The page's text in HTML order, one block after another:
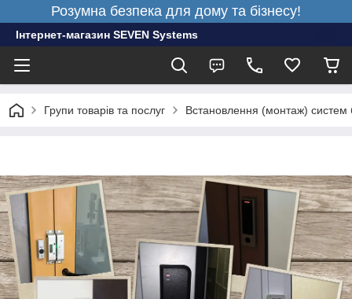
Розумна безпека для дому та бізнесу!
Інтернет-магазин SEVEN Systems
Групи товарів та послуг Встановлення (монтаж) систем